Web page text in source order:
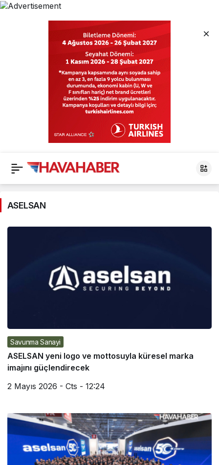
ASELSAN
Haberleri
ASELSAN
Savunma Sanayi
ASELSAN yeni logo ve mottosuyla küresel marka
imajını güçlendirecek
2 Mayıs 2026 - Cts - 12:24